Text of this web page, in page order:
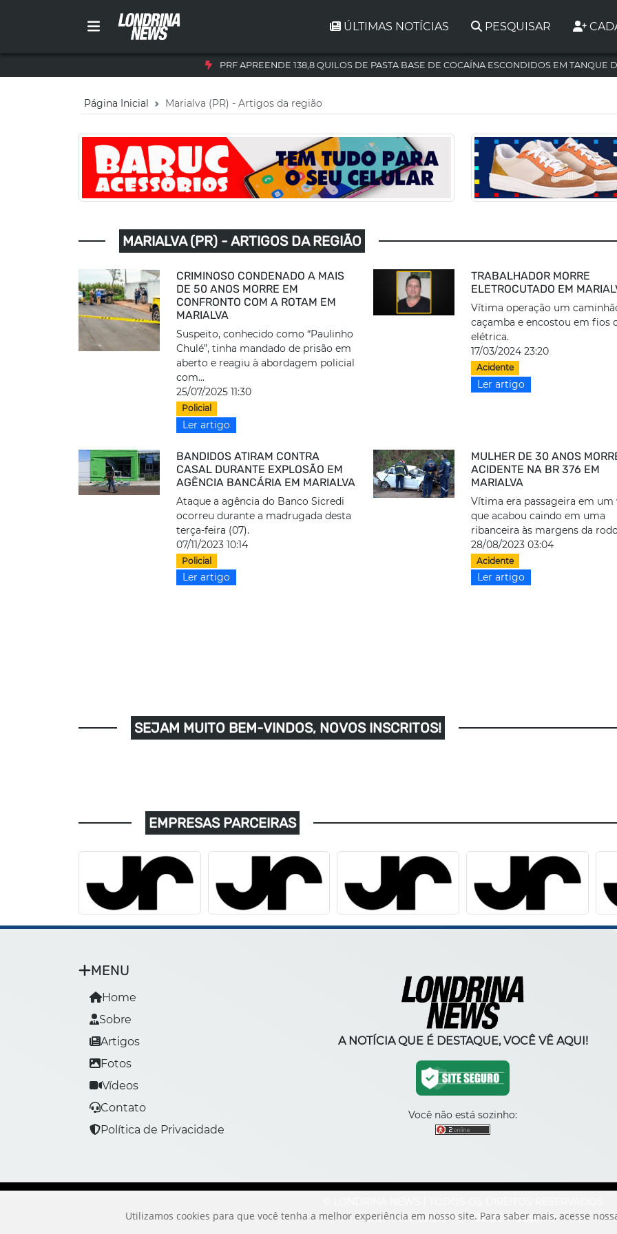
ÚLTIMAS NOTÍCIAS PESQUISAR
PRF APREENDE 138,8 QUILOS DE PASTA BASE DE COCAÍNA ESCONDIDOS EM TANQUE
Página Inicial Marialva (PR) - Artigos da região
MARIALVA (PR) - ARTIGOS DA REGIÃO
CRIMINOSO CONDENADO A MAIS
DE 50 ANOS MORRE EM
CONFRONTO COM A ROTAM EM
MARIALVA
Suspeito, conhecido como “Paulinho
Chulé”, tinha mandado de prisão em
aberto e reagiu à abordagem policial
com...
25/07/2025 11:30
Policial
Ler artigo
TRABALHADOR MORRE
ELETROCUTADO EM
Vítima operação um
caçamba e encostou em fios
elétrica.
17/03/2024 23:20
Acidente
Ler artigo
BANDIDOS ATIRAM CONTRA
CASAL DURANTE EXPLOSÃO EM
AGÊNCIA BANCÁRIA EM MARIALVA
Ataque a agência do Banco Sicredi
ocorreu durante a madrugada desta
terça-feira (07).
07/11/2023 10:14
Policial
Ler artigo
MULHER DE 30 ANOS
ACIDENTE NA BR 376 EM
MARIALVA
Vítima era passageira em um
que acabou caindo em uma
ribanceira às margens da
28/08/2023 03:04
Acidente
Ler artigo
SEJAM MUITO BEM-VINDOS, NOVOS INSCRITOS!
EMPRESAS PARCEIRAS
A NOTÍCIA QUE É DESTAQUE, VOCÊ VÊ AQUI!
Você não está sozinho:
MENU
Home
Sobre
Artigos
Fotos
Vídeos
Contato
Política de Privacidade
DESENVOLVIDO POR JÚLIO ROSSATO
Utilizamos cookies para que você tenha a melhor experiência em nosso site. Para saber mais, acesse